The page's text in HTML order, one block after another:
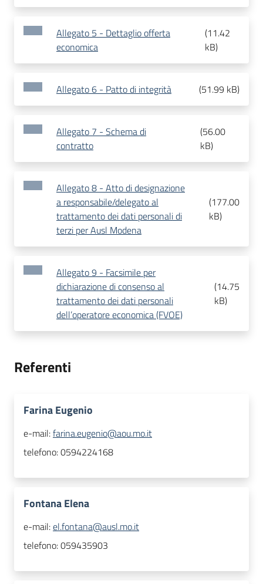
Allegato 5 - Dettaglio offerta
economica
(11.42
kB)
Allegato 6 - Patto di integrità (51.99 kB)
Allegato 7 - Schema di
contratto
(56.00
kB)
Allegato 8 - Atto di designazione
a responsabile/delegato al
trattamento dei dati personali di
terzi per Ausl Modena
(177.00
kB)
Allegato 9 - Facsimile per
dichiarazione di consenso al
trattamento dei dati personali
dell’operatore economica (FVOE)
(14.75
kB)
Referenti
Farina Eugenio
e-mail:farina.eugenio@aou.mo.it
telefono:0594224168
Fontana Elena
e-mail:el.fontana@ausl.mo.it
telefono:059435903